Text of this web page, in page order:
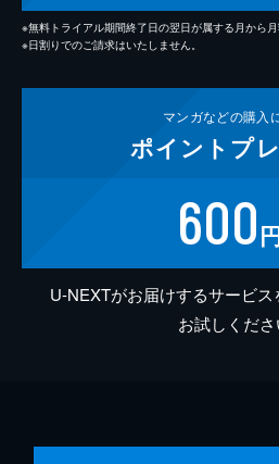
※無料トライアル期間終了日の翌日が属する月から月
※日割りでのご請求はいたしません。
マンガなどの購入
ポイント プ
600
U-NEXTがお届けするサービ
お試しくださ